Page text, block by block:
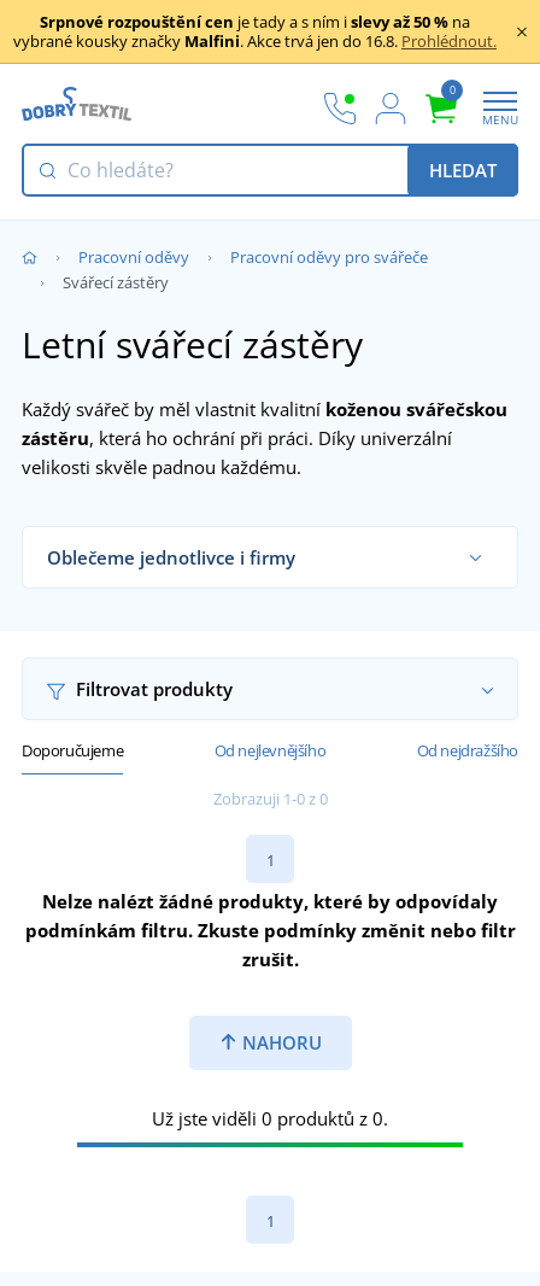
Srpnové rozpouštění cen je tady a s ním islevy až 50 % na
vybrané kousky značky Malfini. Akce trvá jen do 16.8. Prohlédnout.
0
MENU
HLEDAT
Pracovní oděvy
Pracovní oděvy pro svářeče
Svářecí zástěry
Letní svářecí zástěry
Každý svářeč by měl vlastnit kvalitní koženou svářečskou
zástěru, která ho ochrání při práci. Díky univerzální
velikosti skvěle padnou každému.
Oblečeme jednotlivce i firmy
Filtrovat produkty
Doporučujeme Od nejlevnějšího Od nejdražšího
Zobrazuji 1-0 z 0
1
Nelze nalézt žádné produkty, které by odpovídaly
podmínkám filtru. Zkuste podmínky změnit nebo filtr
zrušit.
NAHORU
Už jste viděli 0 produktů z 0.
1